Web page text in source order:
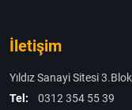
İletişim
Yıldız Sanayi Sitesi
Tel:
0312 354 55 39